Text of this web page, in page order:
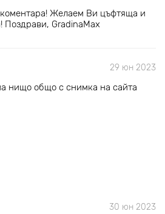
Желаем Ви цъфтяща и
Поздрави, GradinaMax
29 юн 2023
нищо общо с снимка на сайта
30 юн 2023